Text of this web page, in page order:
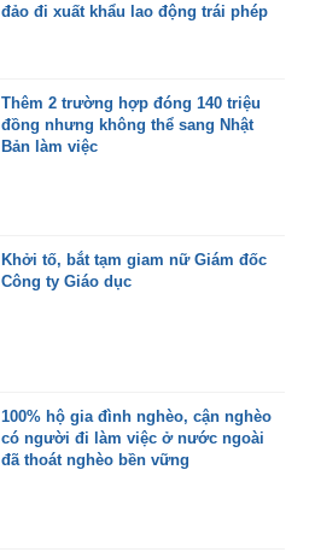
đảo đi xuất khẩu lao động trái phép
Thêm 2 trường hợp đóng 140 triệu
đồng nhưng không thể sang Nhật
Bản làm việc
Khởi tố, bắt tạm giam nữ Giám đốc
Công ty Giáo dục
100% hộ gia đình nghèo, cận nghèo
có người đi làm việc ở nước ngoài
đã thoát nghèo bền vững